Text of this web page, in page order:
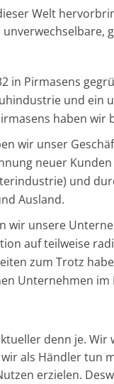
Welt
in Pirmasens
und ein
haben wir
wir unser
neuer Kunden
und
Ausland.
wir unsere
auf teilweise
zum Trotz
Unternehmen im
denn je. Wir
als Händler tun
erzielen.